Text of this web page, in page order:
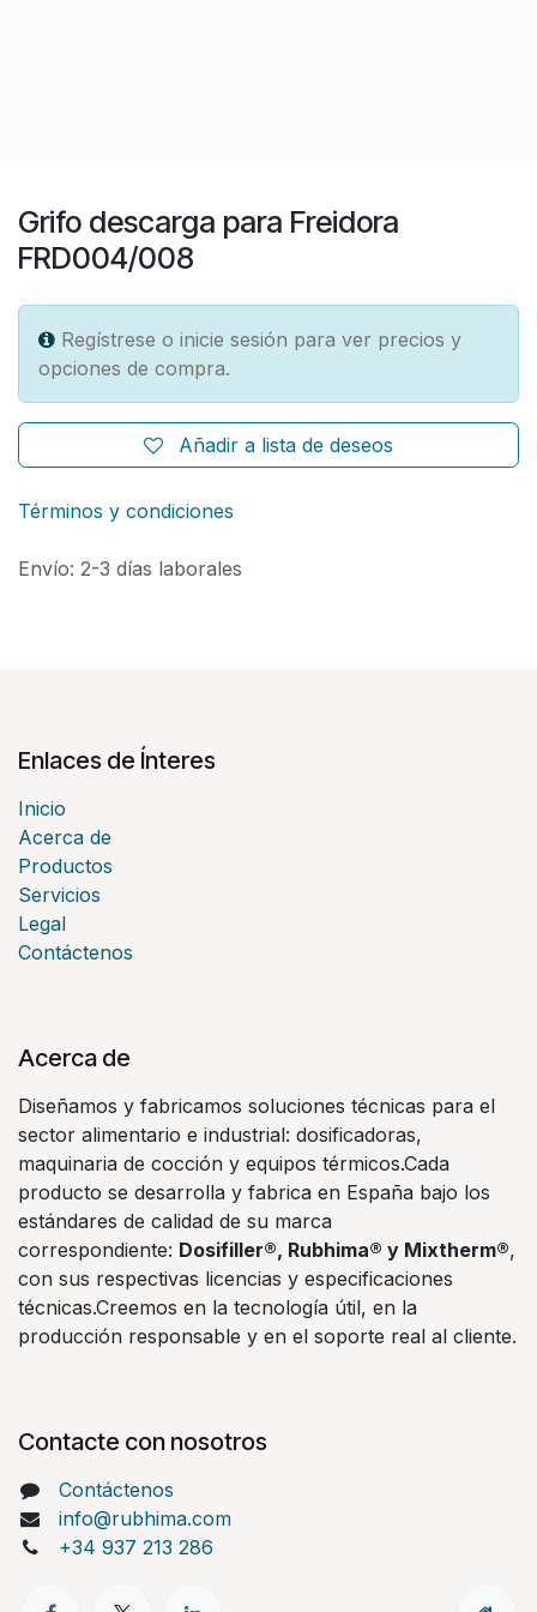
Grifo descarga para Freidora
FRD004/008
Regístrese o inicie sesión para ver precios y
opciones de compra.
Añadir a lista de deseos
Términos y condiciones
Envío: 2-3 días laborales
Enlaces de Ínteres
Inicio
Acerca de
Productos
Servicios
Legal
Contáctenos
Acerca de
Diseñamos y fabricamos soluciones técnicas para el
sector alimentario e industrial: dosificadoras,
maquinaria de cocción y equipos térmicos.Cada
producto se desarrolla y fabrica en España bajo los
estándares de calidad de su marca
correspondiente: Dosifiller®, Rubhima® y Mixtherm®,
con sus respectivas licencias y especificaciones
técnicas.Creemos en la tecnología útil, en la
producción responsable y en el soporte real al cliente.
Contacte con nosotros
Contáctenos
info@rubhima.com
+34 937 213 286